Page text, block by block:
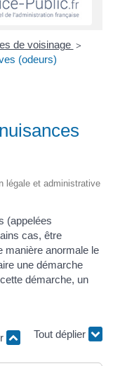
de voisinage >
(odeurs)
légale et administrative
(appelées
cas, être
manière anormale le
une démarche
démarche, un
Tout déplier